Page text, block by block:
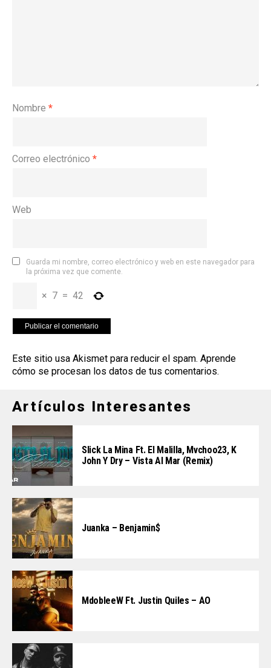
Nombre *
Correo electrónico *
Web
Guarda mi nombre, correo electrónico y web en este navegador para
la próxima vez que comente.
× 7 = 42
Este sitio usa Akismet para reducir el spam. Aprende
cómo se procesan los datos de tus comentarios.
Artículos Interesantes
Slick La Mina Ft. El Malilla, Mvchoo23, K
John Y Dry – Vista Al Mar (Remix)
Juanka – Benjamin$
MdobleeW Ft. Justin Quiles – AO